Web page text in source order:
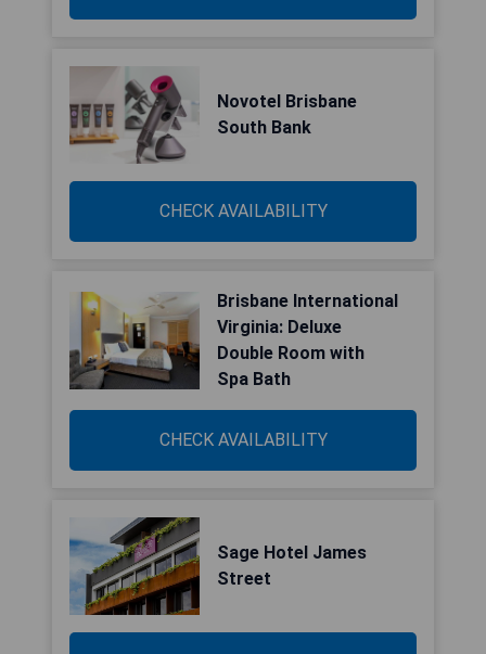
Novotel Brisbane
South Bank
CHECK AVAILABILITY
Brisbane International
Virginia: Deluxe
Double Room with
Spa Bath
CHECK AVAILABILITY
Sage Hotel James
Street